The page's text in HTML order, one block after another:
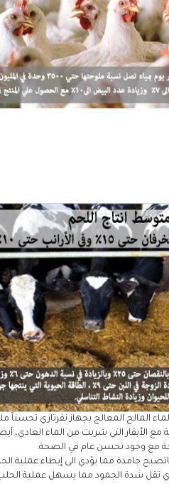
المالح المعالج بجهاز نفرتاري تحسناً
الأبقار التي شربت من الماء العادي،
مع وجود تحسن عام في الصحة.
جامدة مما يؤدي الى إبطاء عملية
تقل شدة الجمود مما يسهل عملية